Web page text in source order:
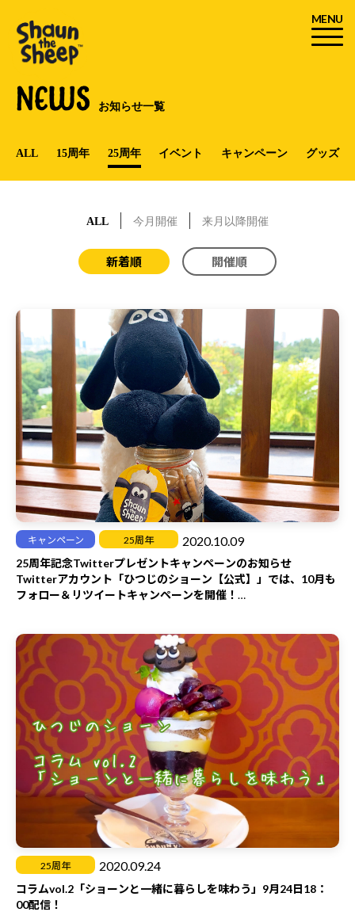
MENU
NEWS お知らせ一覧
ALL 15周年 25周年 イベント キャンペーン グッズ
ALL 今月開催 来月以降開催
新着順 開催順
キャンペーン 25周年 2020.10.09
25周年記念Twitterプレゼントキャンペーンのお知らせ
Twitterアカウント「ひつじのショーン【公式】」では、10月も
フォロー＆リツイートキャンペーンを開催！
「ひつじのショーン【公式】」をフォロー＆対象ツイートをリツ
イートしてくれた方の中から、
抽選で5名様に「ひつじのショーン クッキーボトル（イースト
プライド）1個」をプレゼント！
キャンペーンの開催期間は、10月9日（金）～10月18日（日）。
当選者の方には、ハロウィンに間に合うようにお届け予定です♪
ぜひTwitterをチェックしてくださいね！
イーストプライドHP:http://www.eastpride.com/
キャンペーンの参加方法は、こちら！
（1）Twitterで、ひつじのショーン【公式】（@aardman_jp）
フォローしよう！
（2）10月9日（金）に投稿される、キャンペーンに関するツイ
ートをリツイートしよう！
25周年 2020.09.24
コラムvol.2「ショーンと一緒に暮らしを味わう」9月24日18：
00配信！